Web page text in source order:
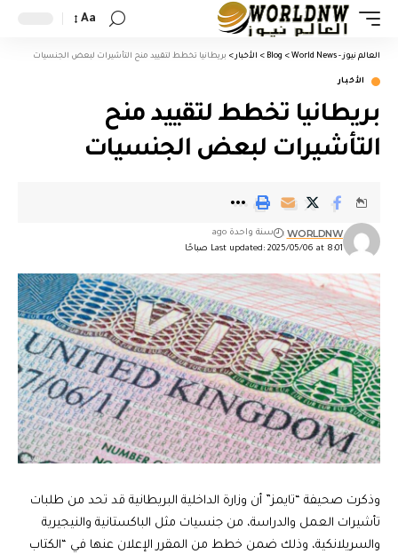
Aa
العالم نيوز - World News >
Blog
> الأخبار > بريطانيا تخطط لتقييد منح التأشيرات لبعض الجنسيات
الأخبار
بريطانيا تخطط لتقييد منح
التأشيرات لبعض الجنسيات
Last updated: 2025/05/06 at 8:01 صباحًا
WORLDNW سنة واحدة ago
وذكرت صحيفة “تايمز” أن وزارة الداخلية البريطانية قد تحد من طلبات
تأشيرات العمل والدراسة، من جنسيات مثل الباكستانية والنيجيرية
والسريلانكية، وذلك ضمن خطط من المقرر الإعلان عنها في “الكتاب